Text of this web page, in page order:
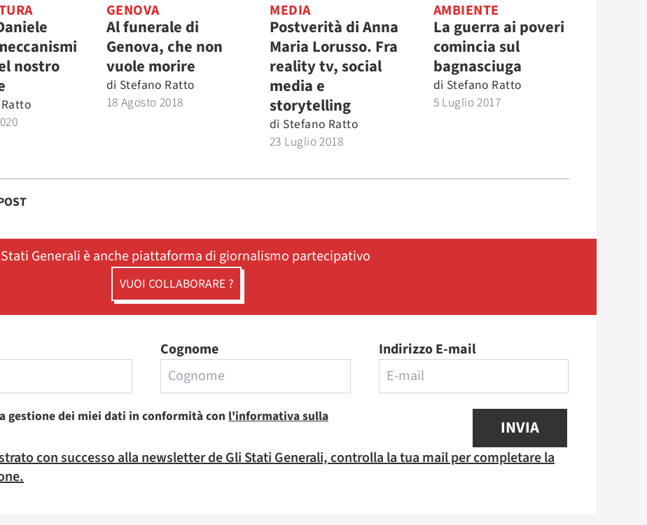
nostro
GENOVA
Al funerale di
Genova, che non
vuole morire
di Stefano Ratto
18 Agosto 2018
MEDIA
Postverità di Anna
Maria Lorusso. Fra
reality tv, social
media e
storytelling
di Stefano Ratto
23 Luglio 2018
AMBIENTE
La guerra ai poveri
comincia sul
bagnasciuga
di Stefano Ratto
5 Luglio 2017
Generali è anche piattaforma di giornalismo partecipativo
VUOI COLLABORARE ?
Cognome Indirizzo E-mail
gestione dei miei dati in conformità con l'informativa sulla
INVIA
con successo alla newsletter de Gli Stati Generali, controlla la tua mail per completare la